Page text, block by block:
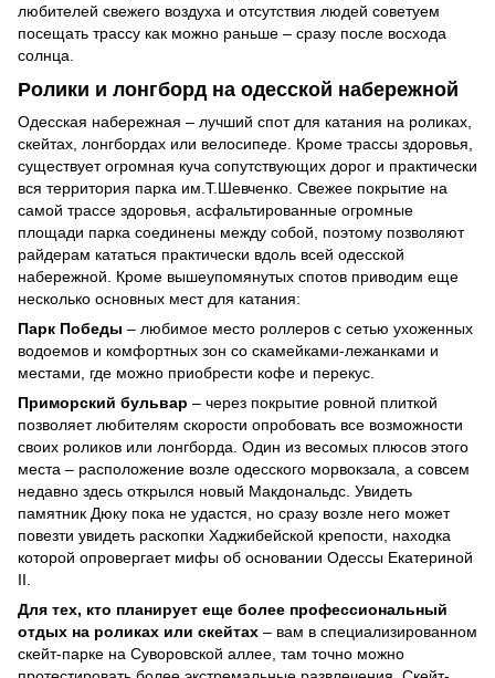
любителей свежего воздуха и отсутствия людей советуем
посещать трассу как можно раньше – сразу после восхода
солнца.
Ролики и лонгборд на одесской набережной
Одесская набережная – лучший спот для катания на роликах,
скейтах, лонгбордах или велосипеде. Кроме трассы здоровья,
существует огромная куча сопутствующих дорог и практически
вся территория парка им.Т.Шевченко. Свежее покрытие на
самой трассе здоровья, асфальтированные огромные
площади парка соединены между собой, поэтому позволяют
райдерам кататься практически вдоль всей одесской
набережной. Кроме вышеупомянутых спотов приводим еще
несколько основных мест для катания:
Парк Победы – любимое место роллеров с сетью ухоженных
водоемов и комфортных зон со скамейками-лежанками и
местами, где можно приобрести кофе и перекус.
Приморский бульвар – через покрытие ровной плиткой
позволяет любителям скорости опробовать все возможности
своих роликов или лонгборда. Один из весомых плюсов этого
места – расположение возле одесского морвокзала, а совсем
недавно здесь открылся новый Макдональдс. Увидеть
памятник Дюку пока не удастся, но сразу возле него может
повезти увидеть раскопки Хаджибейской крепости, находка
которой опровергает мифы об основании Одессы Екатериной
II.
Для тех, кто планирует еще более профессиональный
отдых на роликах или скейтах – вам в специализированном
скейт-парке на Суворовской аллее, там точно можно